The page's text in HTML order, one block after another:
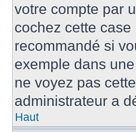
votre compte par
cochez cette case
recommandé si
exemple dans
ne voyez pas
administrateur a
Haut